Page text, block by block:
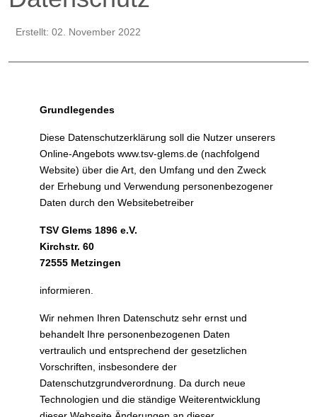
Erstellt: 02. November 2022
Grundlegendes
Diese Datenschutzerklärung soll die Nutzer unserers
Online-Angebots www.tsv-glems.de (nachfolgend
Website) über die Art, den Umfang und den Zweck
der Erhebung und Verwendung personenbezogener
Daten durch den Websitebetreiber
TSV Glems 1896 e.V.
Kirchstr. 60
72555 Metzingen
informieren.
Wir nehmen Ihren Datenschutz sehr ernst und
behandelt Ihre personenbezogenen Daten
vertraulich und entsprechend der gesetzlichen
Vorschriften, insbesondere der
Datenschutzgrundverordnung. Da durch neue
Technologien und die ständige Weiterentwicklung